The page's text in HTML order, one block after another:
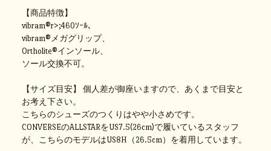
【商品特徴】
vibram®r>;460ｿｰﾙ、
vibram®メガグリップ、
Ortholite®インソール、
ソール交換不可。
【サイズ目安】 個人差が御座いますので、あくまで目安と
お考え下さい。
こちらのシューズのつくりはやや小さめです。
CONVERSEのALLSTARをUS7.5(26cm)で履いているスタッフ
が、こちらのモデルはUS8H（26.5cm）を着用しています。